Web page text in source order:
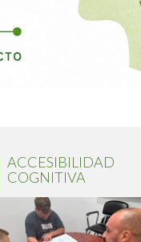
ACCESIBILIDAD
COGNITIVA